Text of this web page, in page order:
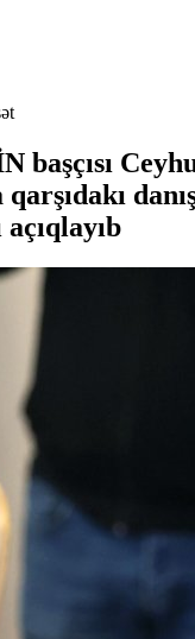
başçısı